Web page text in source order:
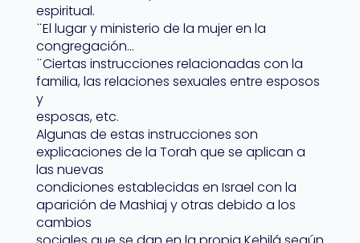
espiritual.
̈ El lugar y ministerio de la mujer en la
congregación…
̈ Ciertas instrucciones relacionadas con la
familia, las relaciones sexuales entre esposos
y
esposas, etc.
Algunas de estas instrucciones son
explicaciones de la Torah que se aplican a
las nuevas
condiciones establecidas en Israel con la
aparición de Mashiaj y otras debido a los
cambios